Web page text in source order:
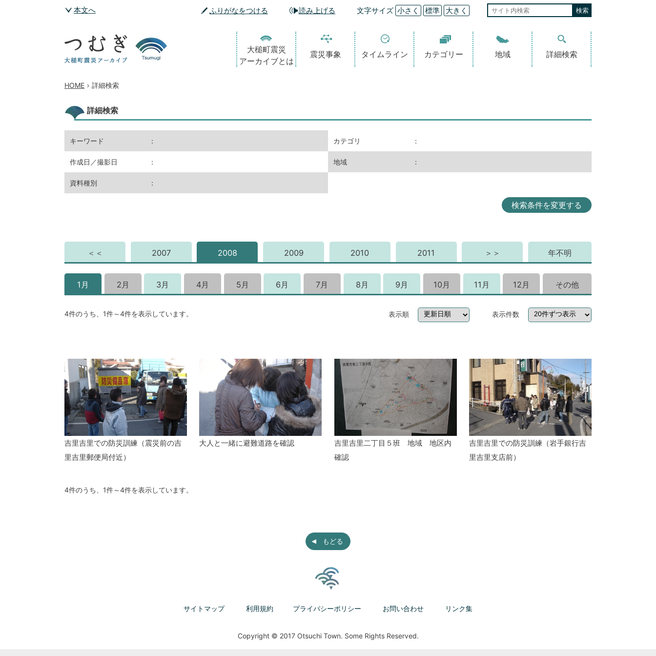
本文へ ふりがなをつける 読み上げる 文字サイズ 小さく 標準 大きく
大槌町震災
アーカイブとは
震災事象 タイムライン カテゴリー 地域 詳細検索
HOME › 詳細検索
詳細検索
キーワード ： カテゴリ ：
作成日／撮影日 ： 地域 ：
資料種別 ：
検索条件を変更する
＜＜ 2007 2008 2009 2010 2011 ＞＞ 年不明
1月 2月 3月 4月 5月 6月 7月 8月 9月 10月 11月 12月 その他
4件のうち、1件～4件を表示しています。 表示順 表示件数
吉里吉里での防災訓練（震災前の吉
里吉里郵便局付近）
大人と一緒に避難道路を確認
吉里吉里二丁目５班 地域 地区内
確認
吉里吉里での防災訓練（岩手銀行吉
里吉里支店前）
4件のうち、1件～4件を表示しています。
もどる
サイトマップ 利用規約 プライバシーポリシー お問い合わせ リンク集
Copyright © 2017 Otsuchi Town. Some Rights Reserved.